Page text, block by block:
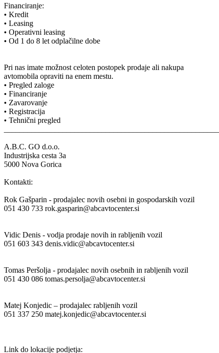
Financiranje:
• Kredit
• Leasing
• Operativni leasing
• Od 1 do 8 let odplačilne dobe
Pri nas imate možnost celoten postopek prodaje ali nakupa
avtomobila opraviti na enem mestu.
• Pregled zaloge
• Financiranje
• Zavarovanje
• Registracija
• Tehnični pregled
A.B.C. GO d.o.o.
Industrijska cesta 3a
5000 Nova Gorica
Kontakti:
Rok Gašparin - prodajalec novih osebni in gospodarskih vozil
051 430 733 rok.gasparin@abcavtocenter.si
Vidic Denis - vodja prodaje novih in rabljenih vozil
051 603 343 denis.vidic@abcavtocenter.si
Tomas Peršolja - prodajalec novih osebnih in rabljenih vozil
051 430 086 tomas.persolja@abcavtocenter.si
Matej Konjedic – prodajalec rabljenih vozil
051 337 250 matej.konjedic@abcavtocenter.si
Link do lokacije podjetja: